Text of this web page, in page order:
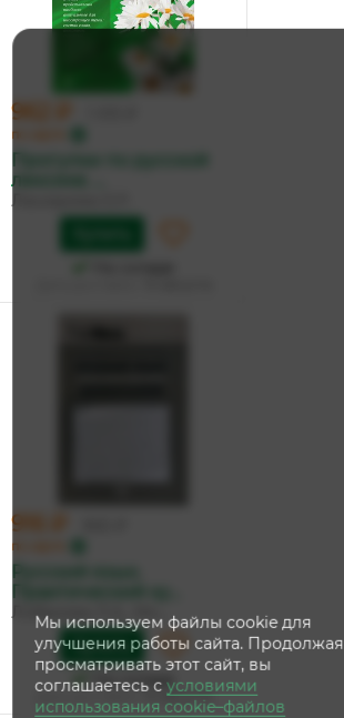
962 ₽
по карте
лексике. ...
Ласкарева Е.Р.
916 ₽
по карте
Практический ку...
Лобанова Л.А., Мо...
Купить
На складе
Дата доставки:14 августа
Мы используем файлы cookie для
улучшения работы сайта. Продолжая
просматривать этот сайт, вы
соглашаетесь сусловиями
использования cookie–файлов